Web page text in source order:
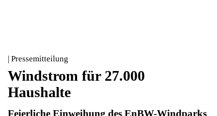
| Pressemitteilung
Windstrom für 27.000
Haushalte
Feierliche Einweihung des EnBW-Windparks